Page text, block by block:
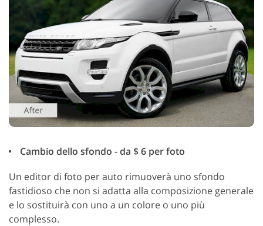
Cambio dello sfondo - da $ 6 per foto
Un editor di foto per auto rimuoverà uno sfondo
fastidioso che non si adatta alla composizione generale
e lo sostituirà con uno a un colore o uno più
complesso.